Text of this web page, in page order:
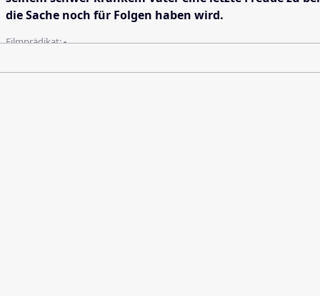
die Sache noch für Folgen haben wird.
Filmprädikat:-